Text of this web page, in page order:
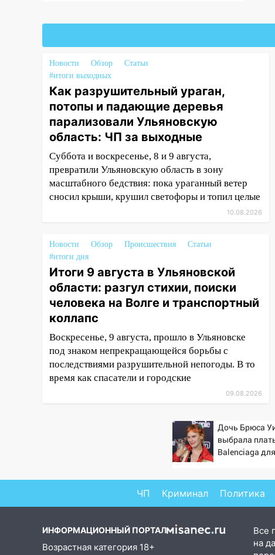
05:50 Пять украденных
05:00
Боль, скованность и
старение дисков: как
повседневные привычки
незаметно разрушают наш
позвоночник
03:00 День скрытых ловушек и
внезапных подарков судьбы:
гороскоп на 10 августа
09.08.2026
21:58 В Ульяновске около
20:20
Итоги 9 августа в
Ульяновской области: разгул
стихии, поиски человека на
Волге и транспортный коллапс
19:43 Из-за ураганного ветра
упали деревья в парке
18:00 Пепелище на Балтийской:
в Заволжье ульяновские
спасатели ликвидировали
августа в Ульяновской области
В Ульяновске во время
шторма на Волге пропал
15:28 Соцсети: на «Ауди» упало
15:12
В Ульяновске выгорела
Новости Обзор
Статьи
#итоги выходных
Как разрушительный ураган,
потопы и падающие деревья
парализовали Ульяновскую
область: ЧП за выходные
Суббота и воскресенье, 8 и 9 августа,
превратили Ульяновскую область в зону
масштабного бедствия: пока ураганный ветер
сносил крыши, крушил светофоры и топил целые
10.08.2026
Новости Обзор Происшествия
Статьи
#итоги дня
Итоги 9 августа в Ульяновской
области: разгул стихии, поиски
человека на Волге и транспортный
коллапс
Воскресенье, 9 августа, прошло в Ульяновске
под знаком непрекращающейся борьбы с
последствиями разрушительной непогоды. В то
время как спасатели и городские
09.08.2026
Дочь Брюса
выбрала
Balenciaga
ЧП Криминал Политика
ИНФОРМАЦИОННЫЙ ПОРТАЛ
Возрастная категория 18+
Все
на